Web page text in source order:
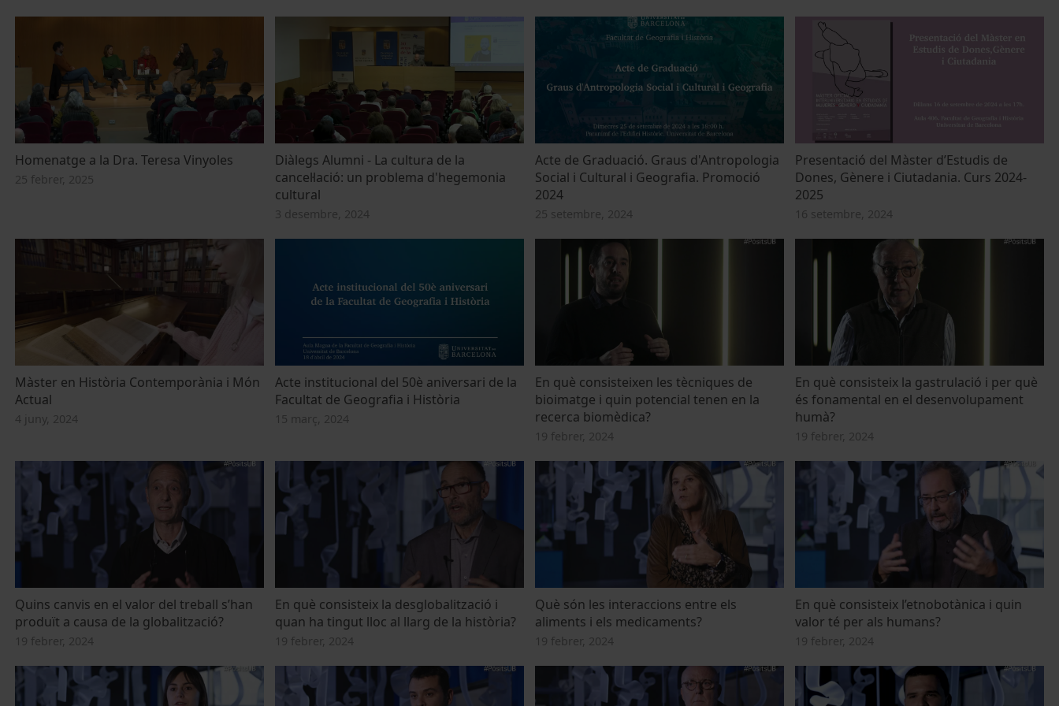
Homenatge a la Dra. Teresa Vinyoles
25 febrer, 2025
Diàlegs Alumni - La cultura de la
cancel·lació: un problema d'hegemonia
cultural
3 desembre, 2024
Acte de Graduació. Graus d'Antropologia
Social i Cultural i Geografia. Promoció
2024
25 setembre, 2024
Presentació del Màster d’Estudis de
Dones, Gènere i Ciutadania. Curs 2024-
2025
16 setembre, 2024
Màster en Història Contemporània i Món
Actual
4 juny, 2024
Acte institucional del 50è aniversari de la
Facultat de Geografia i Història
15 març, 2024
En què consisteixen les tècniques de
bioimatge i quin potencial tenen en la
recerca biomèdica?
19 febrer, 2024
En què consisteix la gastrulació i per què
és fonamental en el desenvolupament
humà?
19 febrer, 2024
Quins canvis en el valor del treball s’han
produït a causa de la globalització?
19 febrer, 2024
En què consisteix la desglobalització i
quan ha tingut lloc al llarg de la història?
19 febrer, 2024
Què són les interaccions entre els
aliments i els medicaments?
19 febrer, 2024
En què consisteix l’etnobotànica i quin
valor té per als humans?
19 febrer, 2024